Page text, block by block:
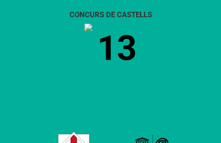
CONCURS DE CASTELLS
13